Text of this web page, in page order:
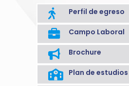
Perfil de egreso
Campo Laboral
Brochure
Plan de estudios